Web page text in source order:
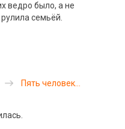
ведро было, а не
семьёй.
Пять человек
Иркутской области